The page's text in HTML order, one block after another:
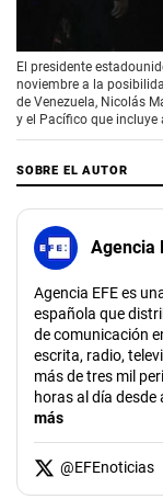
El presidente
noviembre a la
de Venezuela, Nicolás
y el Pacífico que incluye
SOBRE EL AUTOR
Agencia
Agencia EFE es
española que
de comunicación
escrita, radio,
más de tres mil
horas al día desde
más
@EFEnoticias